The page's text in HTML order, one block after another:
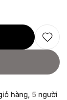
hàng, 5 người